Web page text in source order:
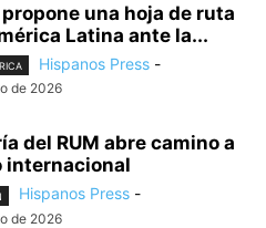
propone una hoja de ruta
Latina ante la...
Hispanos Press -
de 2026
del RUM abre camino a
internacional
Hispanos Press -
de 2026